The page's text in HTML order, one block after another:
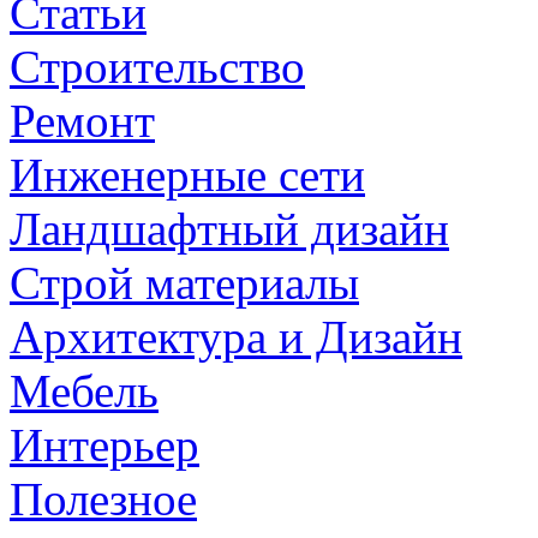
колонки
С увеличением транспорта у населения АЗС стали появляться
почти в каждом населённом...
Статьи
Строительство
Ремонт
Инженерные сети
Ландшафтный дизайн
Строй материалы
Архитектура и Дизайн
Мебель
Интерьер
Полезное